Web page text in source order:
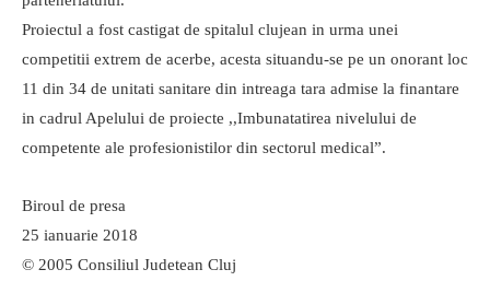
Proiectul a fost castigat de spitalul clujean in urma unei
competitii extrem de acerbe, acesta situandu-se pe un onorant loc
11 din 34 de unitati sanitare din intreaga tara admise la finantare
in cadrul Apelului de proiecte ,,Imbunatatirea nivelului de
competente ale profesionistilor din sectorul medical”.
Biroul de presa
25 ianuarie 2018
© 2005 Consiliul Judetean Cluj